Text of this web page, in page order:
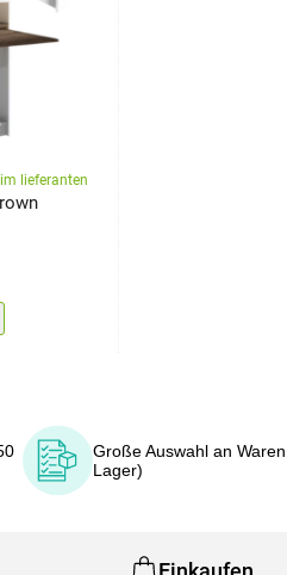
lieferanten
Große Auswahl an
Lager)